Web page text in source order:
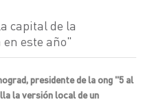
capital de la
este año"
presidente de la ong "5 al
la versión local de un